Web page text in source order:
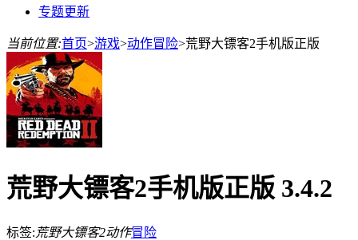
专题更新
当前位置:首页>游戏>动作冒险>荒野大镖客2手机版正版
荒野大镖客2手机版正版 3.4.2
标签: 荒野大镖客2动作冒险